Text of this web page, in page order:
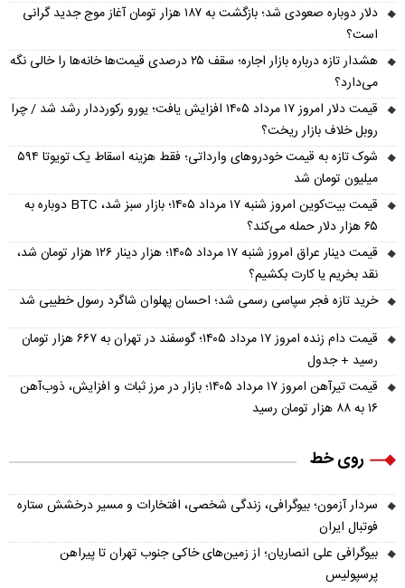
دلار دوباره صعودی شد؛ بازگشت به ۱۸۷ هزار تومان آغاز موج جدید گرانی
است؟
هشدار تازه درباره بازار اجاره؛ سقف ۲۵ درصدی قیمت‌ها خانه‌ها را خالی نگه
می‌دارد؟
قیمت دلار امروز ۱۷ مرداد ۱۴۰۵ افزایش یافت؛ یورو رکورددار رشد شد / چرا
روبل خلاف بازار ریخت؟
شوک تازه به قیمت خودروهای وارداتی؛ فقط هزینه اسقاط یک تویوتا ۵۹۴
میلیون تومان شد
قیمت بیت‌کوین امروز شنبه ۱۷ مرداد ۱۴۰۵؛ بازار سبز شد، BTC دوباره به
۶۵ هزار دلار حمله می‌کند؟
قیمت دینار عراق امروز شنبه ۱۷ مرداد ۱۴۰۵؛ هزار دینار ۱۲۶ هزار تومان شد،
نقد بخریم یا کارت بکشیم؟
خرید تازه فجر سپاسی رسمی شد؛ احسان پهلوان شاگرد رسول خطیبی شد
قیمت دام زنده امروز ۱۷ مرداد ۱۴۰۵؛ گوسفند در تهران به ۶۶۷ هزار تومان
رسید + جدول
قیمت تیرآهن امروز ۱۷ مرداد ۱۴۰۵؛ بازار در مرز ثبات و افزایش، ذوب‌آهن
۱۶ به ۸۸ هزار تومان رسید
روی خط
سردار آزمون؛ بیوگرافی، زندگی شخصی، افتخارات و مسیر درخشش ستاره
فوتبال ایران
بیوگرافی علی انصاریان؛ از زمین‌های خاکی جنوب تهران تا پیراهن
پرسپولیس